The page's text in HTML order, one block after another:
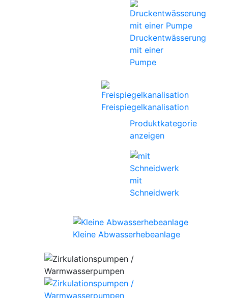
Druckentwässerung
mit einer
Pumpe
Freispiegelkanalisation
Produktkategorie
anzeigen
mit
Schneidwerk
Kleine Abwasserhebeanlage